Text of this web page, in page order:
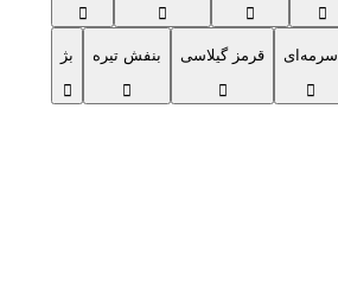
سرمه‌ای قرمز گیلاسی بنفش تیره بژ